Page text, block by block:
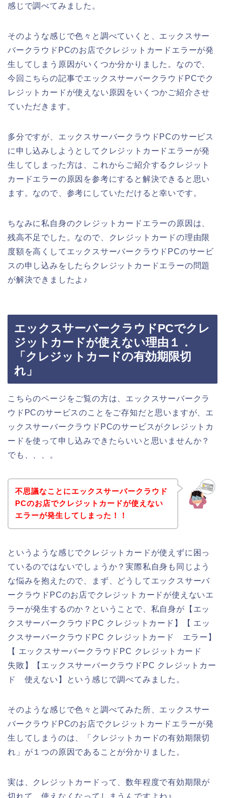
感じで調べてみました。
そのような感じで色々と調べていくと、エックスサー
バークラウドPCのお店でクレジットカードエラーが発
生してしまう原因がいくつか分かりました。なので、
今回こちらの記事でエックスサーバークラウドPCでク
レジットカードが使えない原因をいくつかご紹介させ
ていただきます。
多分ですが、エックスサーバークラウドPCのサービス
に申し込みしようとしてクレジットカードエラーが発
生してしまった方は、これからご紹介するクレジット
カードエラーの原因を参考にすると解決できると思い
ます。なので、参考にしていただけると幸いです。
ちなみに私自身のクレジットカードエラーの原因は、
残高不足でした。なので、クレジットカードの理由限
度額を高くしてエックスサーバークラウドPCのサービ
スの申し込みをしたらクレジットカードエラーの問題
が解決できましたよ♪
エックスサーバークラウドPCでクレ
ジットカードが使えない理由１．
「クレジットカードの有効期限切
れ」
こちらのページをご覧の方は、エックスサーバークラ
ウドPCのサービスのことをご存知だと思いますが、エ
ックスサーバークラウドPCのサービスがクレジットカ
ードを使って申し込みできたらいいと思いませんか？
でも、、、。
不思議なことにエックスサーバークラウド
PCのお店でクレジットカードが使えない
エラーが発生してしまった！！
というような感じでクレジットカードが使えずに困っ
ているのではないでしょうか？実際私自身も同じよう
な悩みを抱えたので、まず、どうしてエックスサーバ
ークラウドPCのお店でクレジットカードが使えないエ
ラーが発生するのか？ということで、私自身が【エッ
クスサーバークラウドPC クレジットカード】【 エッ
クスサーバークラウドPC クレジットカード エラー】
【 エックスサーバークラウドPC クレジットカード
失敗】【エックスサーバークラウドPC クレジットカー
ド 使えない】という感じで調べてみました。
そのような感じで色々と調べてみた所、エックスサー
バークラウドPCのお店でクレジットカードエラーが発
生してしまうのは、「クレジットカードの有効期限切
れ」が１つの原因であることが分かりました。
実は、クレジットカードって、数年程度で有効期限が